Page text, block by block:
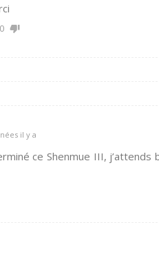
0
il y a
ce Shenmue III,